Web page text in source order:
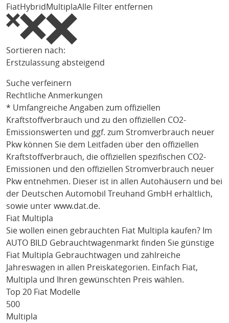
FiatHybridMultiplaAlle Filter entfernen
Sortieren nach:
Erstzulassung absteigend
Suche verfeinern
Rechtliche Anmerkungen
* Umfangreiche Angaben zum offiziellen
Kraftstoffverbrauch und zu den offiziellen CO2-
Emissionswerten und ggf. zum Stromverbrauch neuer
Pkw können Sie dem Leitfaden über den offiziellen
Kraftstoffverbrauch, die offiziellen spezifischen CO2-
Emissionen und den offiziellen Stromverbrauch neuer
Pkw entnehmen. Dieser ist in allen Autohäusern und bei
der Deutschen Automobil Treuhand GmbH erhältlich,
sowie unter www.dat.de.
Fiat Multipla
Sie wollen einen gebrauchten Fiat Multipla kaufen? Im
AUTO BILD Gebrauchtwagenmarkt finden Sie günstige
Fiat Multipla Gebrauchtwagen und zahlreiche
Jahreswagen in allen Preiskategorien. Einfach Fiat,
Multipla und Ihren gewünschten Preis wählen.
Top 20 Fiat Modelle
500
Multipla